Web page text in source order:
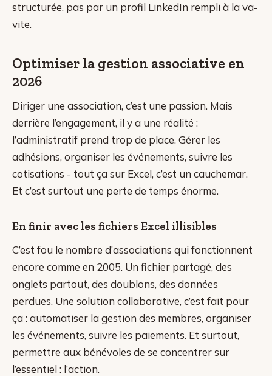
structurée, pas par un profil LinkedIn rempli à la va-
vite.
Optimiser la gestion associative en
2026
Diriger une association, c’est une passion. Mais
derrière l’engagement, il y a une réalité :
l’administratif prend trop de place. Gérer les
adhésions, organiser les événements, suivre les
cotisations - tout ça sur Excel, c’est un cauchemar.
Et c’est surtout une perte de temps énorme.
En finir avec les fichiers Excel illisibles
C’est fou le nombre d’associations qui fonctionnent
encore comme en 2005. Un fichier partagé, des
onglets partout, des doublons, des données
perdues. Une solution collaborative, c’est fait pour
ça : automatiser la gestion des membres, organiser
les événements, suivre les paiements. Et surtout,
permettre aux bénévoles de se concentrer sur
l’essentiel : l’action.